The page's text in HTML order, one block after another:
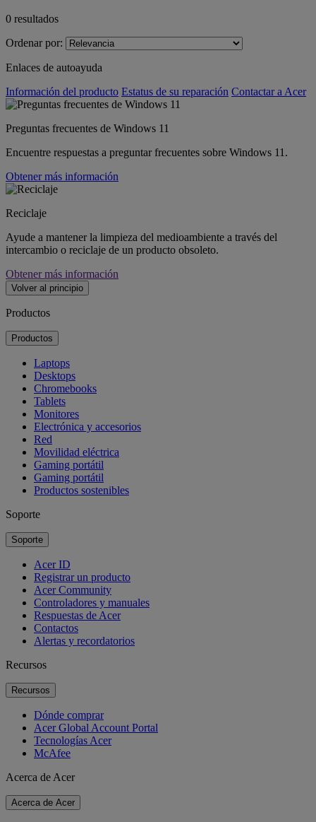
0 resultados
Ordenar por:
Enlaces de autoayuda
Información del producto Estatus de su reparación Contactar a Acer
Preguntas frecuentes de Windows 11
Encuentre respuestas a preguntar frecuentes sobre Windows 11.
Obtener más información
Reciclaje
Ayude a mantener la limpieza del medioambiente a través del
intercambio o reciclaje de un producto obsoleto.
Obtener más información
Volver al principio
Productos
Productos
Laptops
Desktops
Chromebooks
Tablets
Monitores
Electrónica y accesorios
Red
Movilidad eléctrica
Gaming portátil
Gaming portátil
Productos sostenibles
Soporte
Soporte
Acer ID
Registrar un producto
Acer Community
Controladores y manuales
Respuestas de Acer
Contactos
Alertas y recordatorios
Recursos
Recursos
Dónde comprar
Acer Global Account Portal
Tecnologías Acer
McAfee
Acerca de Acer
Acerca de Acer